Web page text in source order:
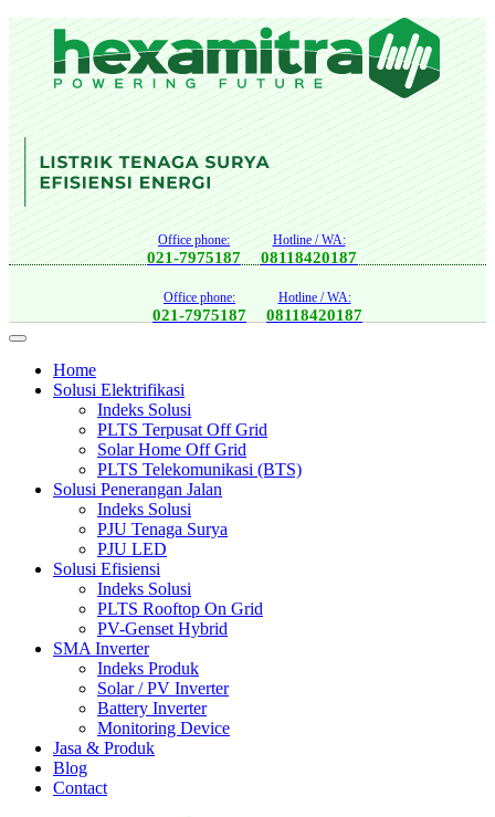
Office phone:
021-7975187
Hotline / WA:
08118420187
Office phone:
021-7975187
Hotline / WA:
08118420187
Home
Solusi Elektrifikasi
Indeks Solusi
PLTS Terpusat Off Grid
Solar Home Off Grid
PLTS Telekomunikasi (BTS)
Solusi Penerangan Jalan
Indeks Solusi
PJU Tenaga Surya
PJU LED
Solusi Efisiensi
Indeks Solusi
PLTS Rooftop On Grid
PV-Genset Hybrid
SMA Inverter
Indeks Produk
Solar / PV Inverter
Battery Inverter
Monitoring Device
Jasa & Produk
Blog
Contact